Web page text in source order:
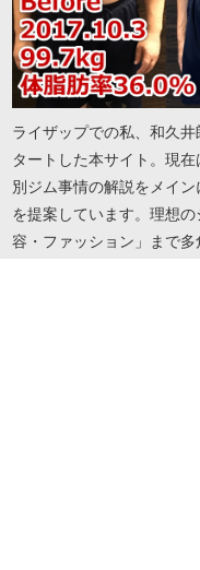
ライザップでの私、和久
タートした本サイト。現
別ジム事情の解説をメイ
を提案しています。理想
容・ファッション」まで